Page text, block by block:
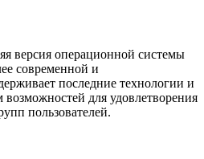
версия операционной системы
современной и
последние технологии и
для удовлетворения
пользователей.